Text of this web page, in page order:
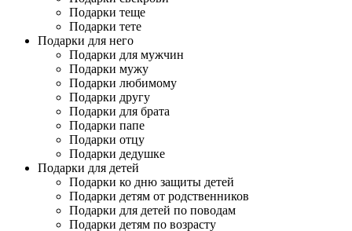
Подарки теще
Подарки тете
Подарки для него
Подарки для мужчин
Подарки мужу
Подарки любимому
Подарки другу
Подарки для брата
Подарки папе
Подарки отцу
Подарки дедушке
Подарки для детей
Подарки ко дню защиты детей
Подарки детям от родственников
Подарки для детей по поводам
Подарки детям по возрасту